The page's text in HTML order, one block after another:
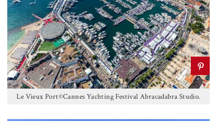
Le Vieux Port©Cannes Yachting Festival Abracadabra Studio.